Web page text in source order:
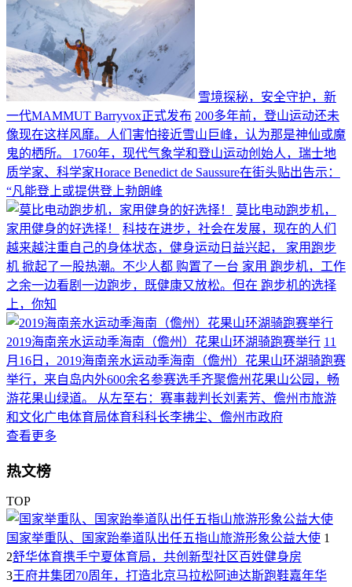
雪境探秘，安全守护，新
一代MAMMUT Barryvox正式发布 200多年前，登山运动还未
像现在这样风靡。人们害怕接近雪山巨峰，认为那是神仙或魔
鬼的栖所。 1760年，现代气象学和登山运动创始人，瑞士地
质学家、科学家Horace Benedict de Saussure在街头贴出告示：
“凡能登上或提供登上勃朗峰
莫比电动跑步机，
家用健身的好选择！
科技在进步，社会在发展，现在的人们
越来越注重自己的身体状态，健身运动日益兴起， 家用跑步
机 掀起了一股热潮。不少人都 购置了一台 家用 跑步机，工作
之余一边看剧一边跑步，既健康又放松。但在 跑步机的选择
上，你知
2019海南亲水运动季海南（儋州）花果山环湖骑跑赛举行 11
月16日，2019海南亲水运动季海南（儋州）花果山环湖骑跑赛
举行，来自岛内外600余名参赛选手齐聚儋州花果山公园，畅
游花果山绿道。 从左至右：赛事裁判长刘素芳、儋州市旅游
和文化广电体育局体育科科长李拂尘、儋州市政府
查看更多
热文榜
TOP
国家举重队、国家跆拳道队出任五指山旅游形象公益大使 1
2舒华体育携手宁夏体育局，共创新型社区百姓健身房
3王府井集团70周年，打造北京马拉松阿迪达斯跑鞋嘉年华